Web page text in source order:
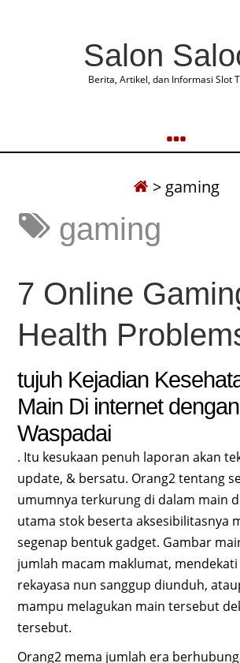
Salon
Berita, Artikel, dan Informasi Slot
> gaming
gaming
7 Online
Health
tujuh Kejadian
Main Di internet
Waspadai
. Itu kesukaan penuh laporan akan
update, & bersatu. Orang2 tentang
umumnya terkurung di dalam main
utama stok beserta aksesibilitasnya
segenap bentuk gadget. Gambar
jumlah macam maklumat,
rekayasa nun sanggup diunduh,
mampu melagukan main tersebut
tersebut.
Orang2 mema jumlah era